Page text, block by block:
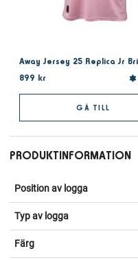
899 kr
GÅ TILL
PRODUKTINFORMATION
Position av logga
Typ av logga
Färg